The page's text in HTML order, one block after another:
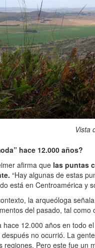
Vista
hace 12.000 años?
afirma que las puntas
“Hay algunas de estas
está en Centroamérica y
la arqueóloga
del pasado, tal
hace 12.000 años en todo
no ocurrió. La
regiones. Pero este fue un